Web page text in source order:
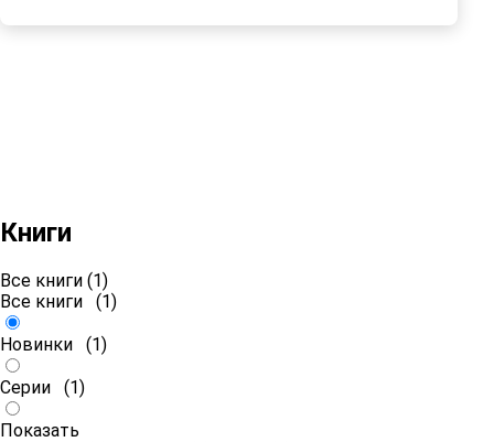
Книги
Все книги (1)
Все книги (1)
Новинки (1)
Серии (1)
Показать